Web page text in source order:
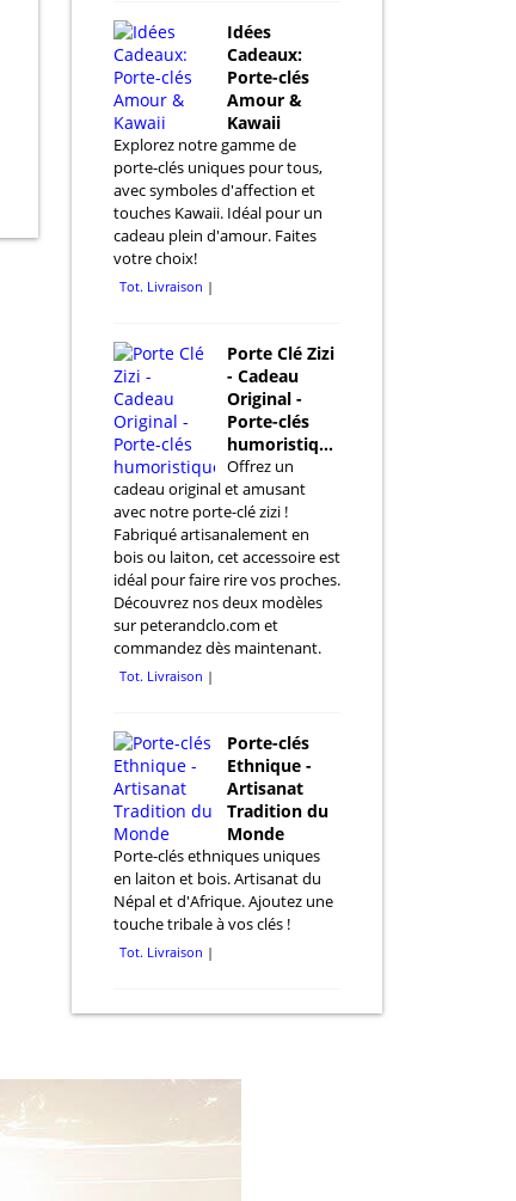
Idées
Cadeaux:
Porte-clés
Amour &
Kawaii
Explorez notre gamme de
porte-clés uniques pour tous,
avec symboles d'affection et
touches Kawaii. Idéal pour un
cadeau plein d'amour. Faites
votre choix!
Tot. Livraison
Porte Clé Zizi
- Cadeau
Original -
Porte-clés
humoristiques
Offrez un
cadeau original et amusant
avec notre porte-clé zizi !
Fabriqué artisanalement en
bois ou laiton, cet accessoire est
idéal pour faire rire vos proches.
Découvrez nos deux modèles
sur peterandclo.com et
commandez dès maintenant.
Tot. Livraison
Porte-clés
Ethnique -
Artisanat
Tradition du
Monde
Porte-clés ethniques uniques
en laiton et bois. Artisanat du
Népal et d'Afrique. Ajoutez une
touche tribale à vos clés !
Tot. Livraison